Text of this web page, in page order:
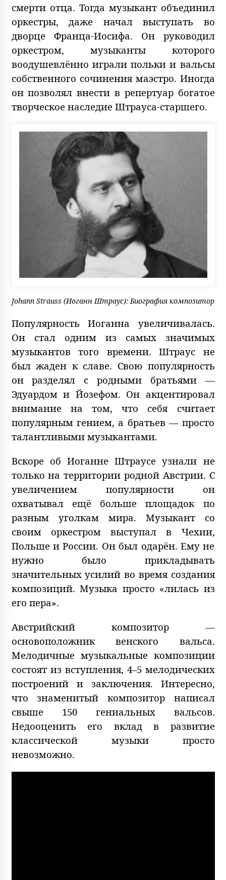
смерти отца. Тогда музыкант объединил
оркестры, даже начал выступать во
дворце Франца-Иосифа. Он руководил
оркестром, музыканты которого
воодушевлённо играли польки и вальсы
собственного сочинения маэстро. Иногда
он позволял внести в репертуар богатое
творческое наследие Штрауса-старшего.
Johann Strauss (Иоганн Штраус): Биография композитор
Популярность Иоганна увеличивалась.
Он стал одним из самых значимых
музыкантов того времени. Штраус не
был жаден к славе. Свою популярность
он разделял с родными братьями —
Эдуардом и Йозефом. Он акцентировал
внимание на том, что себя считает
популярным гением, а братьев — просто
талантливыми музыкантами.
Вскоре об Иоганне Штраусе узнали не
только на территории родной Австрии. С
увеличением популярности он
охватывал ещё больше площадок по
разным уголкам мира. Музыкант со
своим оркестром выступал в Чехии,
Польше и России. Он был одарён. Ему не
нужно было прикладывать
значительных усилий во время создания
композиций. Музыка просто «лилась из
его пера».
Австрийский композитор —
основоположник венского вальса.
Мелодичные музыкальные композиции
состоят из вступления, 4–5 мелодических
построений и заключения. Интересно,
что знаменитый композитор написал
свыше 150 гениальных вальсов.
Недооценить его вклад в развитие
классической музыки просто
невозможно.